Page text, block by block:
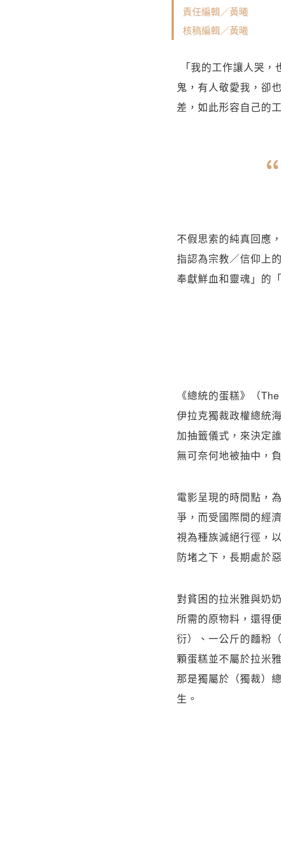
責任編輯／黃曦
核稿編輯／黃曦
「我的工作讓人哭
鬼，有人敬愛我，卻
差，如此形容自己的
不假思索的純真回應
指認為宗教／信仰上
奉獻鮮血和靈魂」的
《總統的蛋糕》（
伊拉克獨裁政權總統
加抽籤儀式，來決定
無可奈何地被抽中，
電影呈現的時間點，
爭，而受國際間的經
視為種族滅絕行徑，
防堵之下，長期處於
對貧困的拉米雅與奶
所需的原物料，還得
衍）、一公斤的麵粉
顆蛋糕並不屬於拉米
那是獨屬於（獨裁）
生。